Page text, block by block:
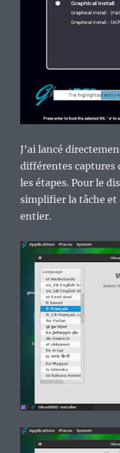
J’ai lancé
différentes captures
les étapes. Pour le
simplifier la tâche et
entier.